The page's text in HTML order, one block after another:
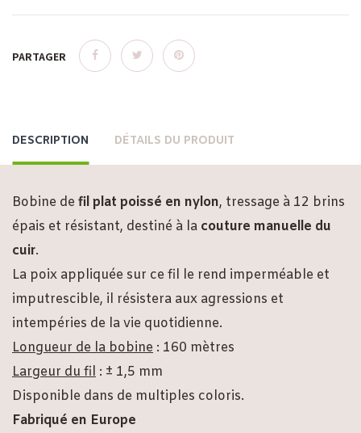
PARTAGER
DESCRIPTION DÉTAILS DU PRODUIT
Bobine de fil plat poissé en nylon, tressage à 12 brins
épais et résistant, destiné à la couture manuelle du
cuir.
La poix appliquée sur ce fil le rend imperméable et
imputrescible, il résistera aux agressions et
intempéries de la vie quotidienne.
Longueur de la bobine : 160 mètres
Largeur du fil : ± 1,5 mm
Disponible dans de multiples coloris.
Fabriqué en Europe